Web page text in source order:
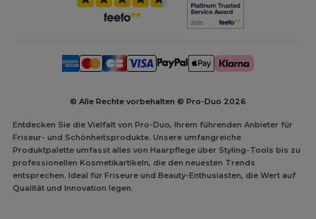
© Alle Rechte vorbehalten © Pro-Duo 2026
Entdecken Sie die Vielfalt von Pro-Duo, Ihrem führenden Anbieter für
Friseur- und Schönheitsprodukte. Unsere umfangreiche
Produktpalette umfasst alles von Haarpflege über Styling-Tools bis zu
professionellen Kosmetikartikeln, die den neuesten Trends
entsprechen. Ideal für Friseure und Beauty-Enthusiasten, die Wert auf
Qualität und Innovation legen.